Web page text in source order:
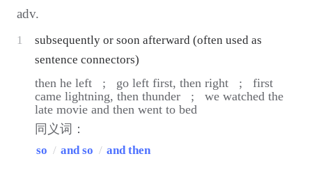
adv.
1
subsequently or soon afterward (often used as
sentence connectors)
then he left ; go left first, then right ;
first
came lightning, then thunder ;
we watched the
late movie and then went to bed
同义词：
so / and so / and then